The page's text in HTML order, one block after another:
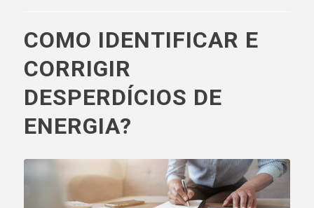
COMO IDENTIFICAR E
CORRIGIR
DESPERDÍCIOS DE
ENERGIA?